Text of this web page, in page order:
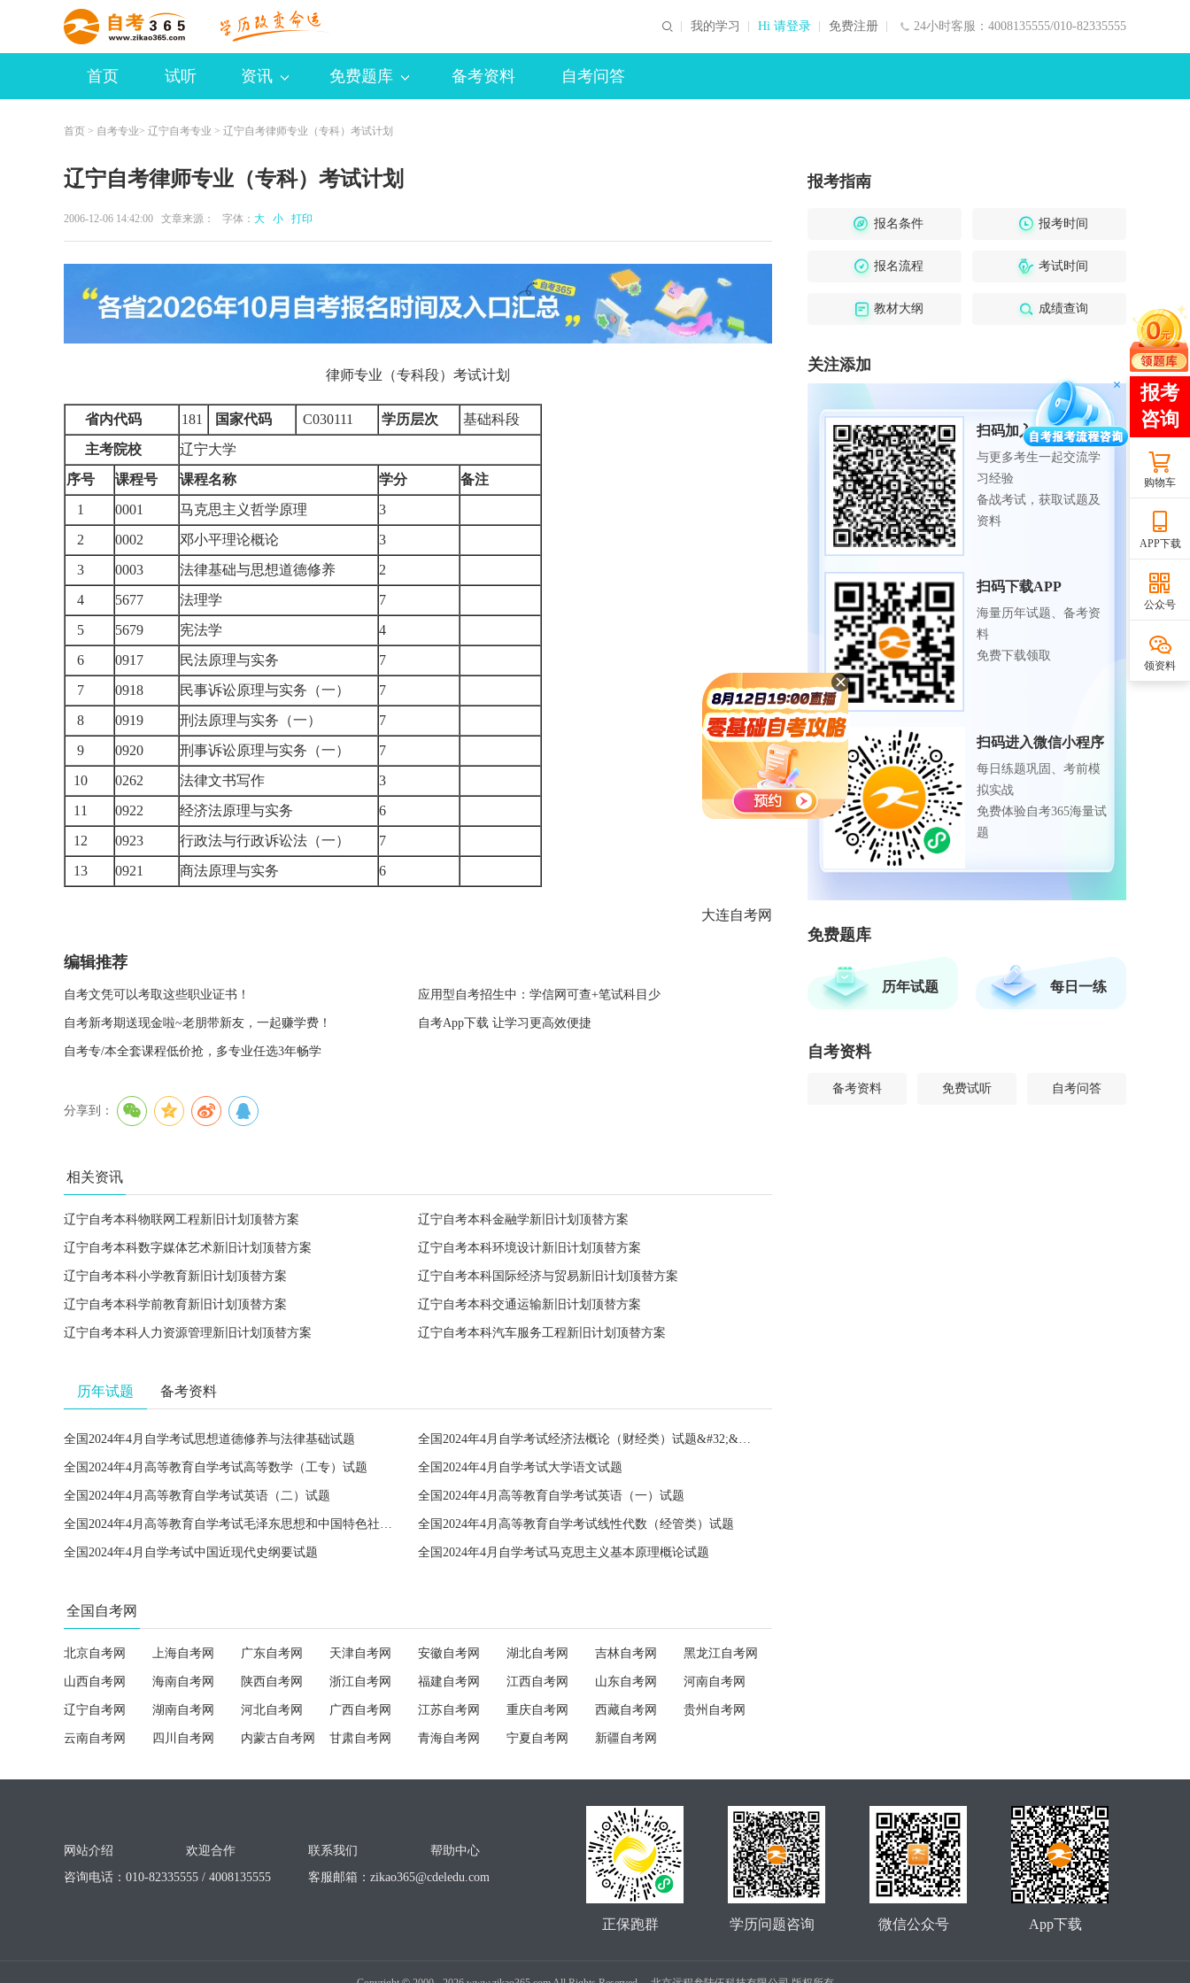
24小时客服：4008135555/010-82335555
我的学习 Hi 请登录 免费注册
首页 试听 资讯 免费题库 备考资料 自考问答
首页 > 自考专业> 辽宁自考专业 > 辽宁自考律师专业（专科）考试计划
辽宁自考律师专业（专科）考试计划
2006-12-06 14:42:00 文章来源： 字体： 大 小 打印
律师专业（专科段）考试计划
省内代码 181 国家代码 C030111 学历层次
基础科段
主考院校
辽宁大学
序号
课程号 课程名称 学分
备注
1
0001 马克思主义哲学原理
3
2
0002 邓小平理论概论
3
3
0003 法律基础与思想道德修养
2
4
5677 法理学
7
5
5679 宪法学
4
6
0917 民法原理与实务
7
7
0918 民事诉讼原理与实务（一）
7
8
0919 刑法原理与实务（一）
7
9
0920 刑事诉讼原理与实务（一）
7
10
0262 法律文书写作
3
11
0922 经济法原理与实务
6
12
0923 行政法与行政诉讼法（一）
7
13
0921 商法原理与实务 6
大连自考网
编辑推荐
自考文凭可以考取这些职业证书！ 应用型自考招生中：学信网可查+笔试科目少
自考新考期送现金啦~老朋带新友，一起赚学费！ 自考App下载 让学习更高效便捷
自考专/本全套课程低价抢，多专业任选3年畅学
分享到：
相关资讯
辽宁自考本科物联网工程新旧计划顶替方案 辽宁自考本科金融学新旧计划顶替方案
辽宁自考本科数字媒体艺术新旧计划顶替方案 辽宁自考本科环境设计新旧计划顶替方案
辽宁自考本科小学教育新旧计划顶替方案 辽宁自考本科国际经济与贸易新旧计划顶替方案
辽宁自考本科学前教育新旧计划顶替方案 辽宁自考本科交通运输新旧计划顶替方案
辽宁自考本科人力资源管理新旧计划顶替方案 辽宁自考本科汽车服务工程新旧计划顶替方案
历年试题 备考资料
全国2024年4月自学考试思想道德修养与法律基础试题 全国2024年4月自学考试经济法概论（财经类）试题&#32;&#32;
全国2024年4月高等教育自学考试高等数学（工专）试题 全国2024年4月自学考试大学语文试题
全国2024年4月高等教育自学考试英语（二）试题 全国2024年4月高等教育自学考试英语（一）试题
全国2024年4月高等教育自学考试毛泽东思想和中国特色社会主义理论体系概论试题 全国2024年4月高等教育自学考试线性代数（经管类）试题
全国2024年4月自学考试中国近现代史纲要试题 全国2024年4月自学考试马克思主义基本原理概论试题
全国自考网
北京自考网 上海自考网 广东自考网 天津自考网 安徽自考网 湖北自考网 吉林自考网 黑龙江自考网
山西自考网 海南自考网 陕西自考网 浙江自考网 福建自考网 江西自考网 山东自考网 河南自考网
辽宁自考网 湖南自考网 河北自考网 广西自考网 江苏自考网 重庆自考网 西藏自考网 贵州自考网
云南自考网 四川自考网 内蒙古自考网 甘肃自考网 青海自考网 宁夏自考网 新疆自考网
报考指南
报名条件 报考时间
报名流程 考试时间
教材大纲 成绩查询
关注添加
扫码加入备考交流群
与更多考生一起交流学
习经验
备战考试，获取试题及
资料
扫码下载APP
海量历年试题、备考资
料
免费下载领取
扫码进入微信小程序
每日练题巩固、考前模
拟实战
免费体验自考365海量试
题
免费题库
历年试题 每日一练
自考资料
备考资料 免费试听 自考问答
购物车
APP下载
公众号
领资料
网站介绍 欢迎合作 联系我们
帮助中心
咨询电话：010-82335555 / 4008135555
客服邮箱： zikao365@cdeledu.com
App下载
微信公众号
学历问题咨询
正保跑群